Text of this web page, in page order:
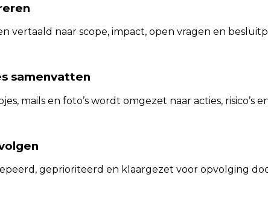
vertaald naar scope, impact, open vragen en
samenvatten
mails en foto’s wordt omgezet naar acties, risico’s
geprioriteerd en klaargezet voor opvolging